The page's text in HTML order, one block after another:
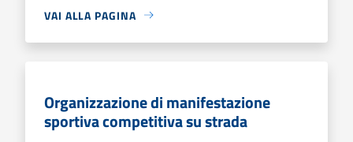
VAI ALLA PAGINA
Organizzazione di manifestazione
sportiva competitiva su strada